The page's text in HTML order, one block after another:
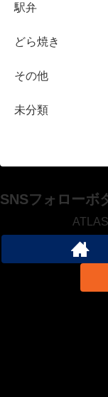
駅弁
どら焼き
その他
未分類
SNSフォローボ